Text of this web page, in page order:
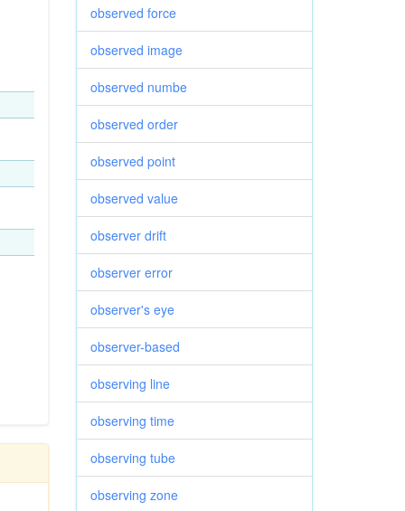
observed force
observed image
observed numbe
observed order
observed point
observed value
observer drift
observer error
observer's eye
observer-based
observing line
observing time
observing tube
observing zone